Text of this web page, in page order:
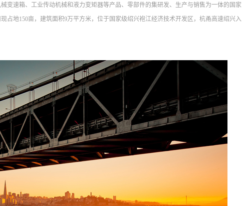
变速箱、工业传动机械和液力变矩器等产品、零部件的集研发、生产与销售为一体的国家
占地150亩，建筑面积9万平方米，位于国家级绍兴袍江经济技术开发区，杭甬高速绍兴入